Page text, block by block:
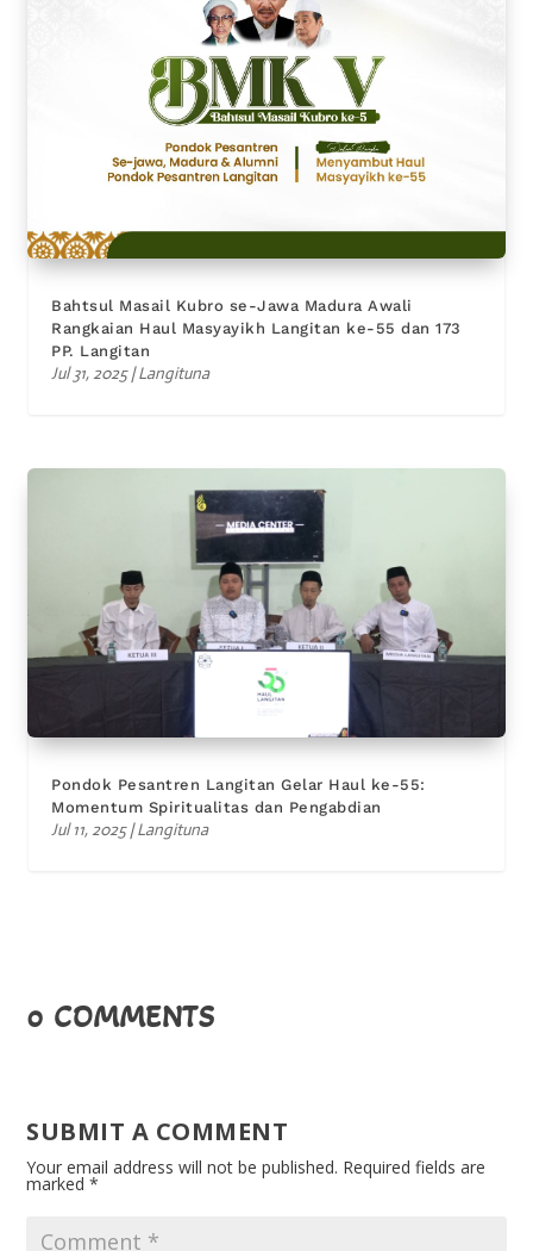
Bahtsul Masail Kubro se-Jawa Madura Awali
Rangkaian Haul Masyayikh Langitan ke-55 dan 173
PP. Langitan
Jul 31, 2025|Langituna
Pondok Pesantren Langitan Gelar Haul ke-55:
Momentum Spiritualitas dan Pengabdian
Jul 11, 2025|Langituna
0 COMMENTS
SUBMIT A COMMENT
Your email address will not be published. Required fields are
marked*